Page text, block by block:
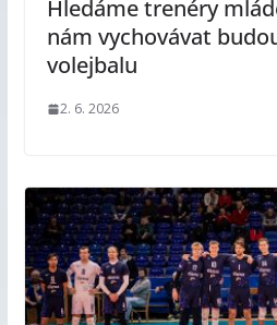
Hledáme trenéry
nám vychovávat
volejbalu
2. 6. 2026